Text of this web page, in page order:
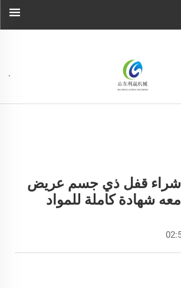
شراء قفل ذي جسم عريض
شهادة كاملة للمواد